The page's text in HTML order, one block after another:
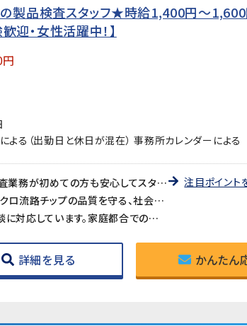
の製品検査スタッフ★時給1,400円〜
・女性活躍中！】
る（出勤日と休日が混在） 事務所カレンダーによる
《未経験歓迎・先輩が丁寧に教えます》教育研修制度が充実しているので、製造・検査業務が初めての方も安心してスタートできます。アットホームな職場で長く働きやすい環境です。
《医療・バイオ分野の製品に携われるやりがい》医療やバイオ分野で使用されるマイクロ流路チップの品質を守る、社会に貢献できるお仕事です。クリーンルームでの作業で清潔な環境が保たれています。
《時短勤務も相談可》家庭や育児との両立を考えている方も歓迎。時短勤務のご相談に対応しています。家庭都合での休みも取りやすい職場です。
注目ポイント
詳細を見る かんたん